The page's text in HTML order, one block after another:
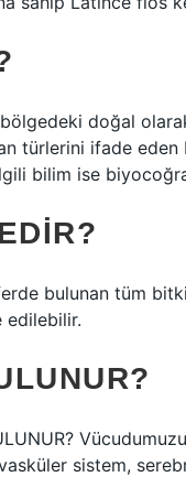
doğal
türlerini ifade eden
bilim ise
bulunan tüm
edilebilir.
sistem,